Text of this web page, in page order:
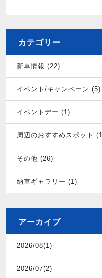
カテゴリー
新車情報 (22)
イベント/キャンペーン (5)
イベントデー (1)
周辺のおすすめスポット
その他 (26)
納車ギャラリー (1)
アーカイブ
2026/08(1)
2026/07(2)